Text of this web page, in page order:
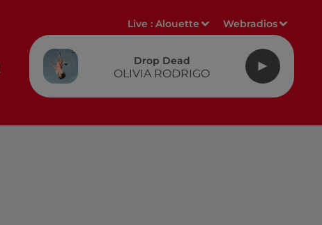
Live :Alouette Webradios
Drop Dead
OLIVIA RODRIGO